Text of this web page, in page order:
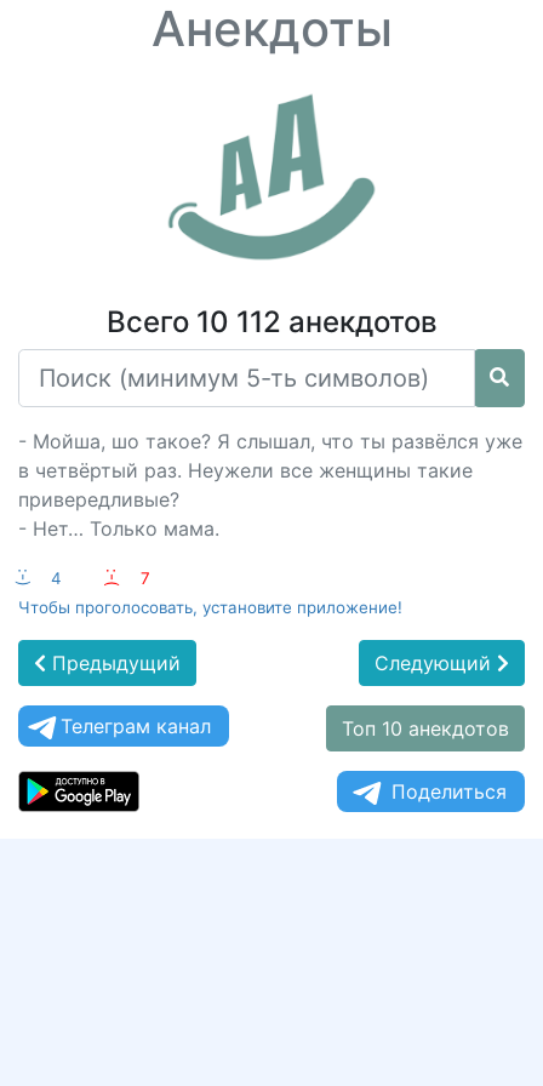
Анекдоты
Всего 10 112 анекдотов
- Мойша, шо такое? Я слышал, что ты развёлся уже
в четвёртый раз. Неужели все женщины такие
привередливые?
- Нет… Только мама.
:-) 4 :-(
7
Чтобы проголосовать, установите приложение!
Предыдущий Следующий
Телеграм канал Топ 10 анекдотов
Поделиться